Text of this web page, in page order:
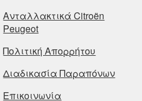
Ανταλλακτικά Citroën
Peugeot
Πολιτική Απορρήτου
Διαδικασία Παραπόνων
Επικοινωνία